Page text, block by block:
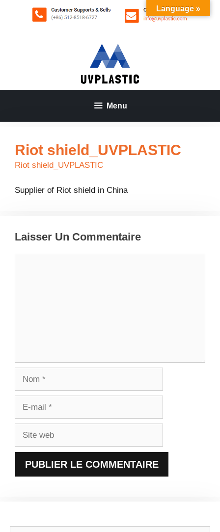
Menu
Riot shield_UVPLASTIC
Riot shield_UVPLASTIC
Supplier of Riot shield in China
Laisser Un Commentaire
Language »